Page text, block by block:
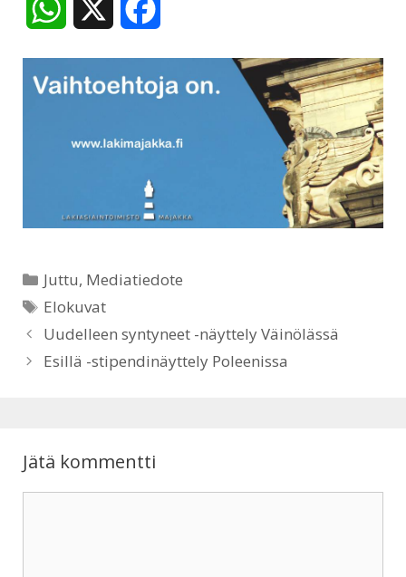
a
p
c
k
Kategoriat
Juttu, Mediatiedote
Avainsanat
Elokuvat
Uudelleen syntyneet -näyttely Väinölässä
Esillä -stipendinäyttely Poleenissa
Jätä kommentti